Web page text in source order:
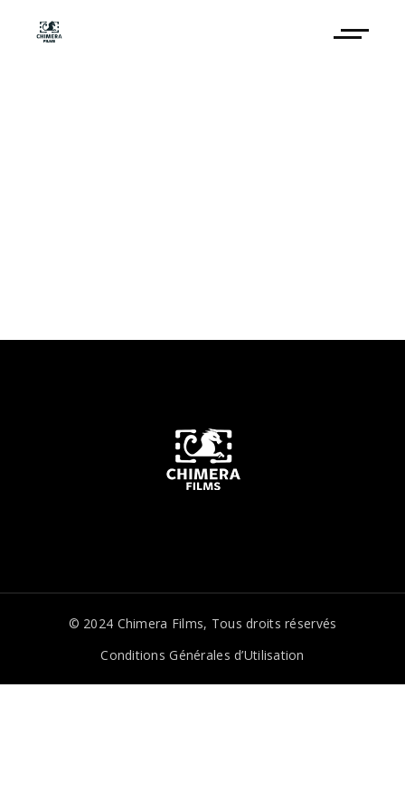
© 2024 Chimera Films, Tous droits réservés
Conditions Générales d’Utilisation